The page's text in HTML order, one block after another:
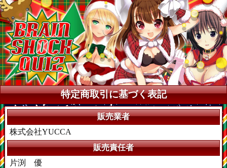
特定商取引に基づく表記
販売業者
株式会社YUCCA
販売責任者
片渕 優